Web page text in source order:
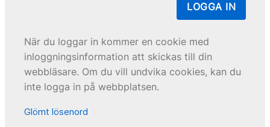
LOGGA IN
När du loggar in kommer en cookie med
inloggningsinformation att skickas till din
webbläsare. Om du vill undvika cookies, kan du
inte logga in på webbplatsen.
Glömt lösenord